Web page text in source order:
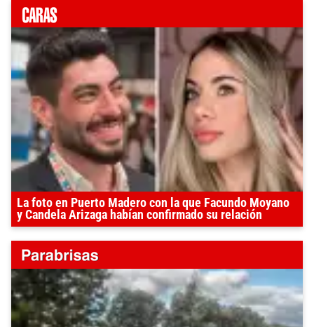
La foto en Puerto Madero con la que Facundo Moyano
y Candela Arizaga habían confirmado su relación